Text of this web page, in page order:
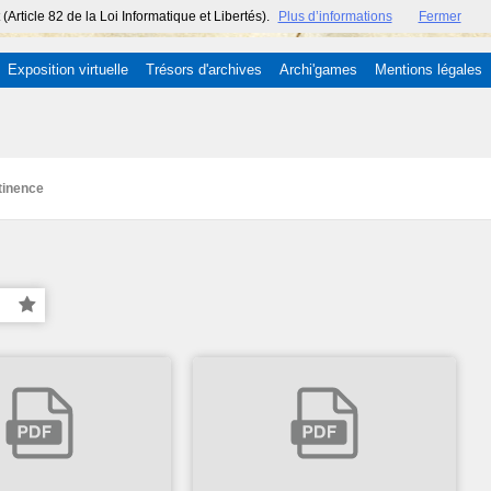
82 de la Loi Informatique et Libertés). Plus d’informations Fermer
Exposition virtuelle Trésors d'archives Archi'games Mentions légales